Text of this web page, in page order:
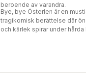
beroende av varandra.
Bye, bye Österlen är en
tragikomisk berättelse där
och kärlek spirar under hårda